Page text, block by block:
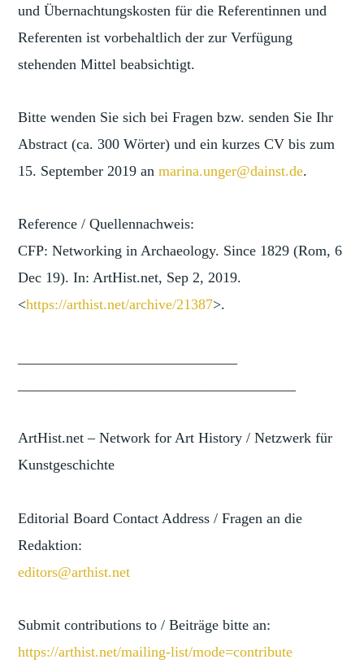
und Übernachtungskosten für die Referentinnen und
Referenten ist vorbehaltlich der zur Verfügung
stehenden Mittel beabsichtigt.
Bitte wenden Sie sich bei Fragen bzw. senden Sie Ihr
Abstract (ca. 300 Wörter) und ein kurzes CV bis zum
15. September 2019 anmarina.unger@dainst.de.
Reference / Quellennachweis:
CFP: Networking in Archaeology. Since 1829 (Rom, 6
Dec 19). In: ArtHist.net, Sep 2, 2019.
<https://arthist.net/archive/21387>.
ArtHist.net – Network for Art History / Netzwerk für
Kunstgeschichte
Editorial Board Contact Address / Fragen an die
Redaktion:
editors@arthist.net
Submit contributions to / Beiträge bitte an:
https://arthist.net/mailing-list/mode=contribute